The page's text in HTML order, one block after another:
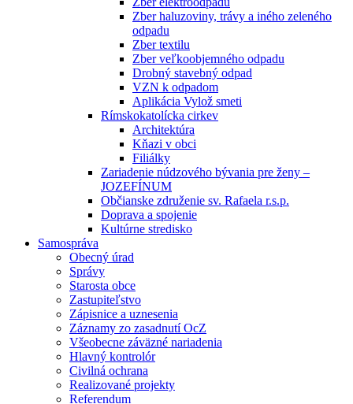
Zber haluzoviny, trávy a iného zeleného
odpadu
Zber textilu
Zber veľkoobjemného odpadu
Drobný stavebný odpad
VZN k odpadom
Aplikácia Vylož smeti
Rímskokatolícka cirkev
Architektúra
Kňazi v obci
Filiálky
Zariadenie núdzového bývania pre ženy –
JOZEFÍNUM
Občianske združenie sv. Rafaela r.s.p.
Doprava a spojenie
Kultúrne stredisko
Samospráva
Obecný úrad
Správy
Starosta obce
Zastupiteľstvo
Zápisnice a uznesenia
Záznamy zo zasadnutí OcZ
Všeobecne záväzné nariadenia
Hlavný kontrolór
Civilná ochrana
Realizované projekty
Referendum